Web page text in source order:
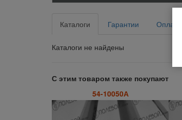
Каталоги Гарантии Оплата
Каталоги не найдены
С этим товаром также покупают
54-10050А